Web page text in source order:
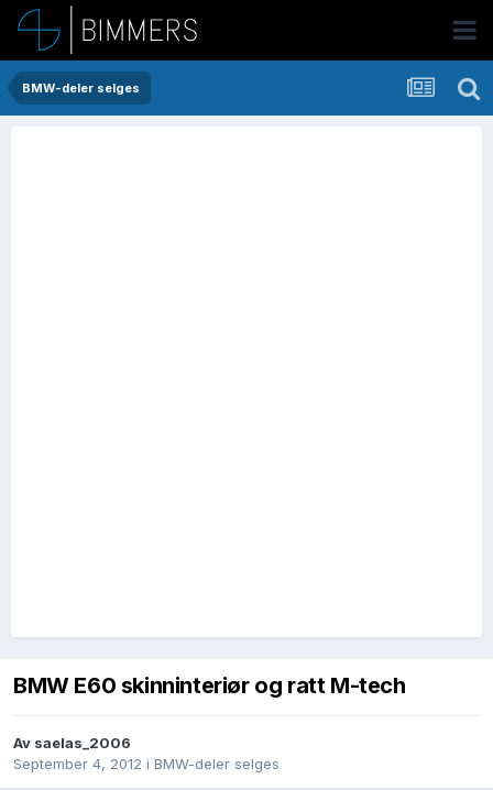
BMW-deler selges
BMW E60 skinninteriør og ratt M-tech
Av saelas_2006
September 4, 2012 i BMW-deler selges